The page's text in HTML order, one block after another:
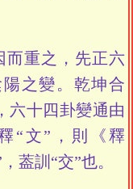
重之，先正六
之變。乾坤合
六十四卦變通由
“文”，則《釋
葢訓“交”也。